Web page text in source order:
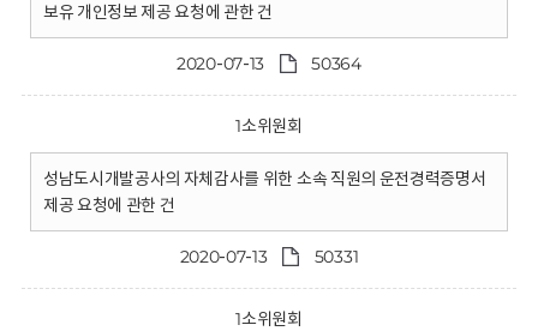
보유 개인정보 제공 요청에 관한 건
2020-07-13 50364
1소위원회
성남도시개발공사의 자체감사를 위한 소속 직원의 운전경력증명서
제공 요청에 관한 건
2020-07-13 50331
1소위원회